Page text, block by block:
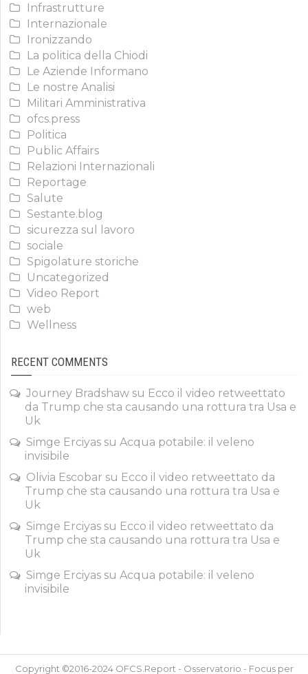
Infrastrutture
Internazionale
Ironizzando
La politica della Chiodi
Le Aziende Informano
Le nostre Analisi
Militari Amministrativa
ofcs.press
Politica
Public Affairs
Relazioni Internazionali
Reportage
Salute
Sestante.blog
sicurezza sul lavoro
sociale
Spigolature storiche
Uncategorized
Video Report
web
Wellness
RECENT COMMENTS
Journey Bradshaw su Ecco il video retweettato
da Trump che sta causando una rottura tra Usa e
Uk
Simge Erciyas su Acqua potabile: il veleno
invisibile
Olivia Escobar su Ecco il video retweettato da
Trump che sta causando una rottura tra Usa e
Uk
Simge Erciyas su Ecco il video retweettato da
Trump che sta causando una rottura tra Usa e
Uk
Simge Erciyas su Acqua potabile: il veleno
invisibile
Copyright ©2016-2024 OFCS.Report - Osservatorio - Focus per